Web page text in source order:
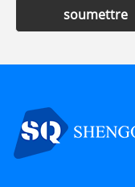
soumettre